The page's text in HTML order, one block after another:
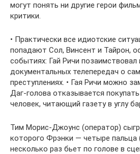
могут понять ни другие герои
критики.
• Практически все идиотские
попадают Сол, Винсент и Тайрон,
событиях: Гай Ричи позаимствовал
документальных телепередач о
преступлениях. • Гая Ричи можно
Даг-голова отказывается
человек, читающий газету в углу
Тим Морис-Джоунс (оператор)
которого Фрэнки — четыре пальца
несколько раз бьет по голове в